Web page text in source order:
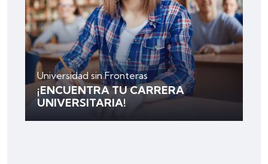
Universidad sin Fronteras
¡ENCUENTRA TU CARRERA
UNIVERSITARIA!